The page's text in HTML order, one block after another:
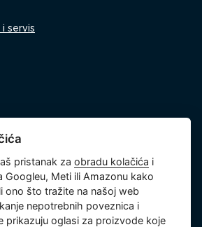
i servis
podataka
pristanak zaobradu kolačića i
Googleu, Meti ili Amazonu kako
ono što tražite na našoj web
nepotrebnih poveznica i
prikazuju oglasi za proizvode koje